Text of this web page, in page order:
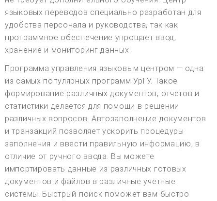
языковых переводов специально разработан для
удобства персонала и руководства, так как
программное обеспечение упрощает ввод,
хранение и мониторинг данных.
Программа управления языковым центром — одна
из самых популярных программ УрГУ. Такое
формирование различных документов, отчетов и
статистики делается для помощи в решении
различных вопросов. Автозаполнение документов
и транзакций позволяет ускорить процедуры
заполнения и ввести правильную информацию, в
отличие от ручного ввода. Вы можете
импортировать данные из различных готовых
документов и файлов в различные учетные
системы. Быстрый поиск поможет вам быстро